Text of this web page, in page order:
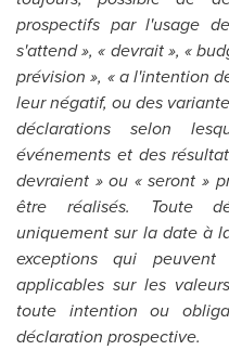
prospectifs par l'usage
s'attend », « devrait », «
prévision », « a l'intention
leur négatif, ou des
déclarations selon
événements et des
devraient » ou « seront »
être réalisés. Toute
uniquement sur la date à
exceptions qui
applicables sur les
toute intention ou
déclaration prospective.